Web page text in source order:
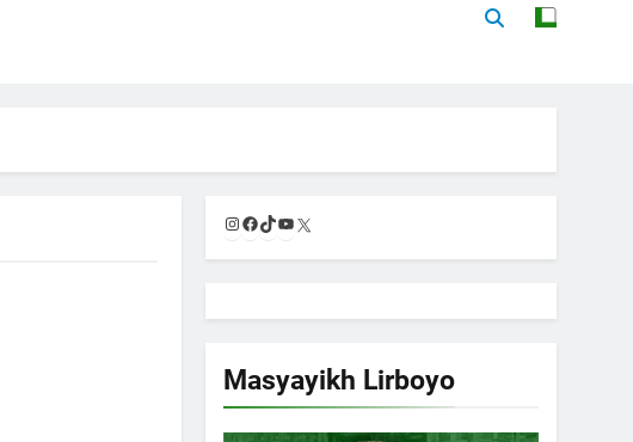
Instagram
Facebook
TikTok
YouTube
Masyayikh Lirboyo